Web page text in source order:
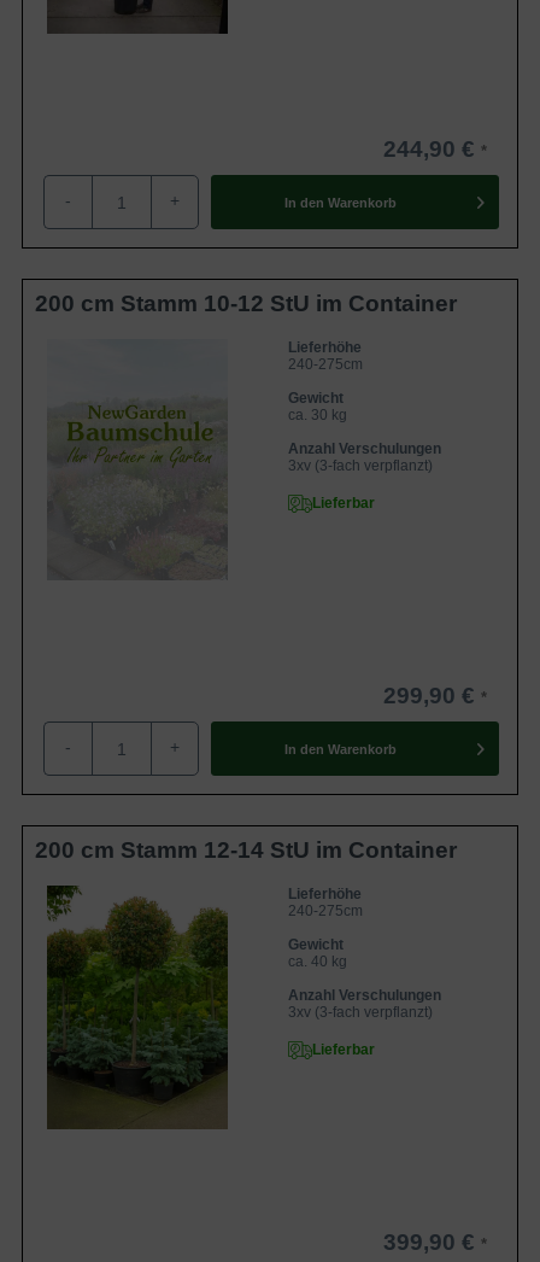
244,90 €
- + In den Warenkorb
200 cm Stamm 10-12 StU im Container
Lieferhöhe
240-275cm
Gewicht
ca. 30 kg
Anzahl Verschulungen
3xv (3-fach verpflanzt)
Lieferbar
299,90 €
- + In den Warenkorb
200 cm Stamm 12-14 StU im Container
Lieferhöhe
240-275cm
Gewicht
ca. 40 kg
Anzahl Verschulungen
3xv (3-fach verpflanzt)
Lieferbar
399,90 €